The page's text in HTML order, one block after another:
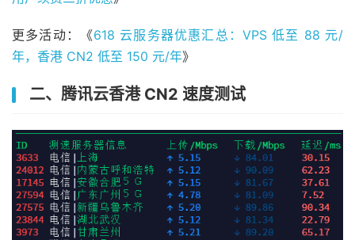
更多活动：《618 云服务器优惠汇总：VPS 低至 88 元/
年，香港 CN2 低至 150 元/年》
二、腾讯云香港 CN2 速度测试